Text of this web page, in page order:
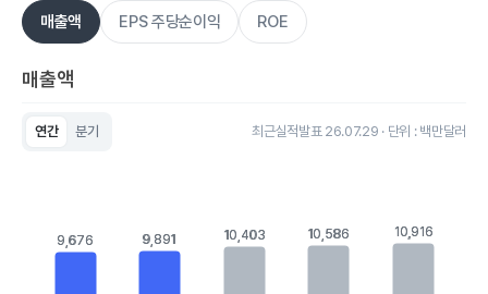
매출액 EPS 주당순이익 ROE
매출액
연간 분기 최근실적발표 26.07.29 · 단위 : 백만달러
The chart has 1 Y axis displaying values. Data ranges from
9,676
9,676 9,891
9,891 10,403
10,403 10,586
10,586 10,916
10,916